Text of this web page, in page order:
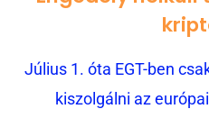
Július 1. óta EGT-ben
kiszolgálni az